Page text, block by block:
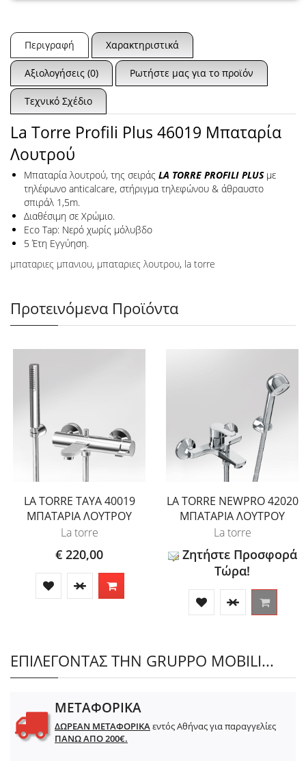
Περιγραφή Χαρακτηριστικά
Αξιολογήσεις (0) Ρωτήστε μας για το προϊόν
Τεχνικό Σχέδιο
La Torre Profili Plus 46019 Μπαταρία
Λουτρού
Μπαταρία λουτρού, της σειράς LA TORRE PROFILI PLUSμε
τηλέφωνο anticalcare, στήριγμα τηλεφώνου & άθραυστο
σπιράλ 1,5m.
Διαθέσιμη σε Χρώμιο.
Eco Tap: Νερό χωρίς μόλυβδο
5 Έτη Εγγύηση.
μπαταριες μπανιου, μπαταριες λουτρου, la torre
Προτεινόμενα Προϊόντα
LA TORRE TAYA 40019
ΜΠΑΤΑΡΙΑ ΛΟΥΤΡΟΥ
La torre
€ 220,00
LA TORRE NEWPRO 42020
ΜΠΑΤΑΡΙΑ ΛΟΥΤΡΟΥ
La torre
Ζητήστε Προσφορά
Τώρα!
ΕΠΙΛΕΓΟΝΤΑΣ ΤΗΝ GRUPPO MOBILI...
ΜΕΤΑΦΟΡΙΚΑ
ΔΩΡΕΑΝ ΜΕΤΑΦΟΡΙΚΑεντός Αθήνας για παραγγελίες
ΠΑΝΩ ΑΠΟ 200€.